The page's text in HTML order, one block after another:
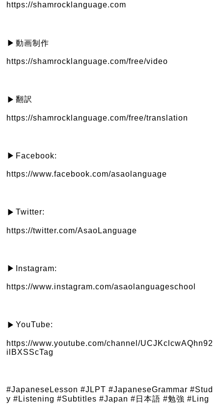
https://shamrocklanguage.com
▶︎ 動画制作
https://shamrocklanguage.com/free/video
▶︎ 翻訳
https://shamrocklanguage.com/free/translation
▶︎ Facebook:
https://www.facebook.com/asaolanguage
▶︎ Twitter:
https://twitter.com/AsaoLanguage
▶︎ Instagram:
https://www.instagram.com/asaolanguageschool
▶︎ YouTube:
https://www.youtube.com/channel/UCJKclcwAQhn92
ilBXSScTag
#JapaneseLesson #JLPT #JapaneseGrammar #Stud
y #Listening #Subtitles #Japan #日本語 #勉強 #Ling